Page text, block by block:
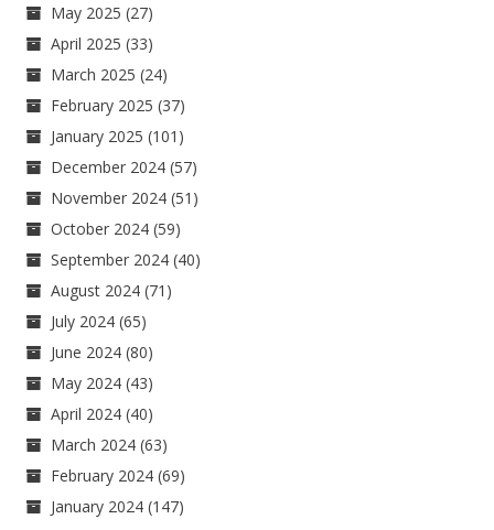
May 2025 (27)
April 2025 (33)
March 2025 (24)
February 2025 (37)
January 2025 (101)
December 2024 (57)
November 2024 (51)
October 2024 (59)
September 2024 (40)
August 2024 (71)
July 2024 (65)
June 2024 (80)
May 2024 (43)
April 2024 (40)
March 2024 (63)
February 2024 (69)
January 2024 (147)